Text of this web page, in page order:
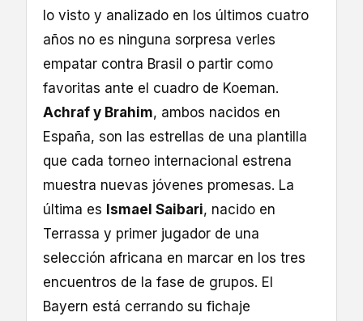
lo visto y analizado en los últimos cuatro
años no es ninguna sorpresa verles
empatar contra Brasil o partir como
favoritas ante el cuadro de Koeman.
Achraf y Brahim, ambos nacidos en
España, son las estrellas de una plantilla
que cada torneo internacional estrena
muestra nuevas jóvenes promesas. La
última es Ismael Saibari, nacido en
Terrassa y primer jugador de una
selección africana en marcar en los tres
encuentros de la fase de grupos. El
Bayern está cerrando su fichaje